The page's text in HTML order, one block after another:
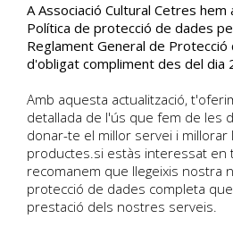
PROGRAMA
D'ACTIVITATS
ASSOCIATS -
2015
DETALL DEL CURS
Joan Astorch | Data d'inici 10/2015
Català
Activitat per Associats
A Associació Cultural Cetres
Política de protecció de dades
Reglament General de Protecció
d'obligat compliment des del dia
Amb aquesta actualització,
detallada de l'ús que fem de les
donar-te el millor servei i
productes.si estàs interessat en
recomanem que llegeixis nostra
protecció de dades completa
prestació dels nostres serveis.